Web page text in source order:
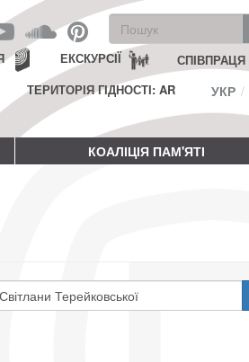
Пошукова
форма
Пошук СПІВПРАЦЯ
ЕКСКУРСІЇ
ТЕРИТОРІЯ ГІДНОСТІ: AR
УКР
КОАЛІЦІЯ ПАМ'ЯТІ